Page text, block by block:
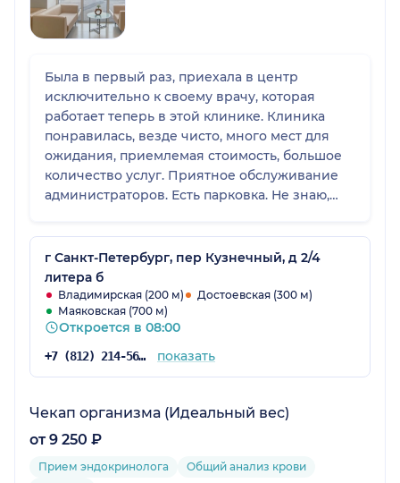
Была в первый раз, приехала в центр
исключительно к своему врачу, которая
работает теперь в этой клинике. Клиника
понравилась, везде чисто, много мест для
ожидания, приемлемая стоимость, большое
количество услуг. Приятное обслуживание
администраторов. Есть парковка. Не знаю,
г Санкт-Петербург, пер Кузнечный, д 2/4
литера б
Владимирская (200 м)
Достоевская (300 м)
Маяковская (700 м)
Откроется в 08:00
+7 (812) 214-56-68 показать
Чекап организма (Идеальный вес)
от 9 250 ₽
Прием эндокринолога
Общий анализ крови